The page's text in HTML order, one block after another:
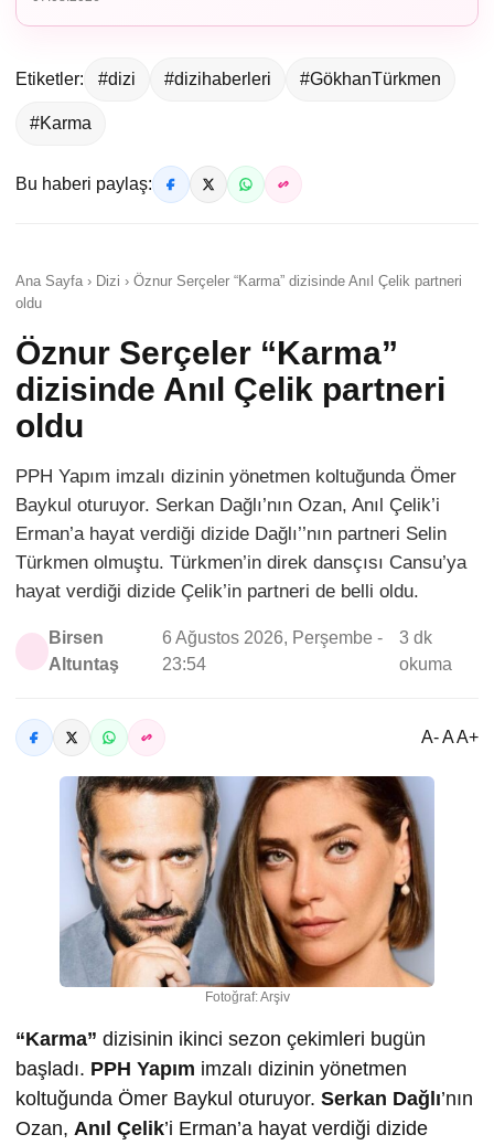
Etiketler: #dizi #dizihaberleri #GökhanTürkmen
#Karma
Bu haberi paylaş:
Ana Sayfa › Dizi › Öznur Serçeler “Karma” dizisinde Anıl Çelik partneri
oldu
Öznur Serçeler “Karma”
dizisinde Anıl Çelik partneri
oldu
PPH Yapım imzalı dizinin yönetmen koltuğunda Ömer
Baykul oturuyor. Serkan Dağlı’nın Ozan, Anıl Çelik’i
Erman’a hayat verdiği dizide Dağlı’’nın partneri Selin
Türkmen olmuştu. Türkmen’in direk dansçısı Cansu’ya
hayat verdiği dizide Çelik’in partneri de belli oldu.
Birsen
Altuntaş
6 Ağustos 2026, Perşembe -
23:54
3 dk
okuma
A- A A+
Fotoğraf: Arşiv
“Karma” dizisinin ikinci sezon çekimleri bugün
başladı. PPH Yapım imzalı dizinin yönetmen
koltuğunda Ömer Baykul oturuyor. Serkan Dağlı’nın
Ozan, Anıl Çelik’i Erman’a hayat verdiği dizide